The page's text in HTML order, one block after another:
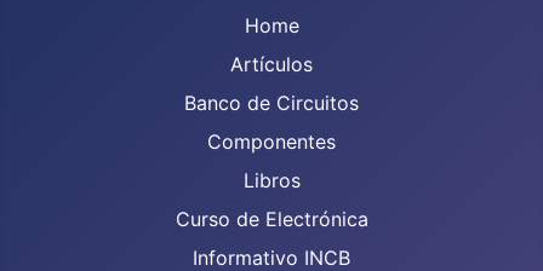
Home
Artículos
Banco de Circuitos
Componentes
Libros
Curso de Electrónica
Informativo INCB